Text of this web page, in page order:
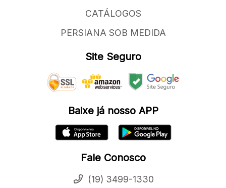
CATÁLOGOS
PERSIANA SOB MEDIDA
Site Seguro
Baixe já nosso APP
Fale Conosco
(19) 3499-1330